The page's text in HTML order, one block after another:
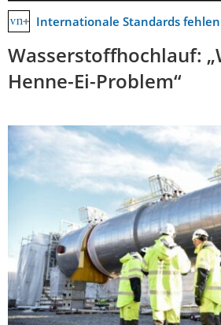
Internationale Standards fehlen
Wasserstoffhochlauf:
Henne-Ei-Problem“